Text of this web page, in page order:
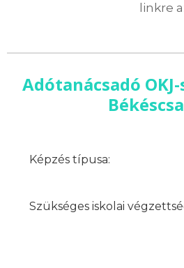
linkre
Adótanácsadó
Képzés típusa:
Szükséges iskolai